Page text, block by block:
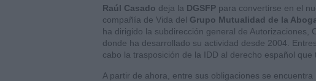
Raúl Casado deja la DGSFP para convertirse en el
compañía de Vida del Grupo Mutualidad de la
ha dirigido la subdirección general de Autorizaciones,
donde ha desarrollado su actividad desde 2004.
cabo la trasposición de la IDD al derecho español
A partir de ahora, entre sus obligaciones se